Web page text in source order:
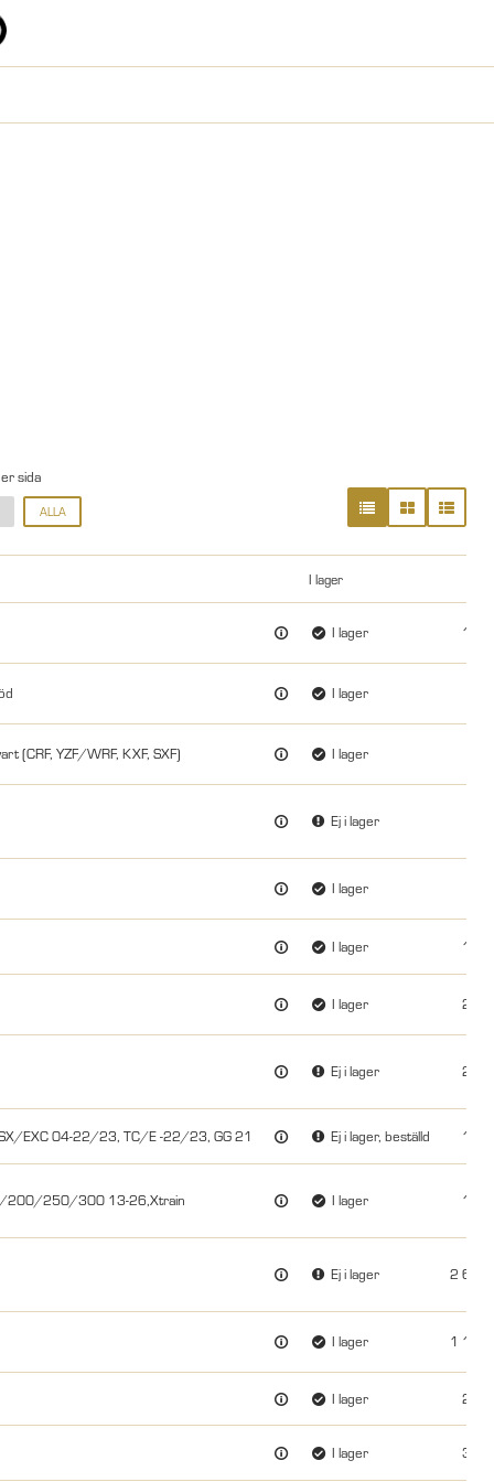
sida
ALLA
I lager
I lager
I lager
(CRF, YZF/WRF, KXF, SXF) I lager
Ej i lager
I lager
I lager
I lager
Ej i lager
EXC 04-22/23, TC/E -22/23, GG 21 Ej i lager, beställd
200/250/300 13-26,Xtrain I lager
Ej i lager 2
I lager 1
I lager
I lager